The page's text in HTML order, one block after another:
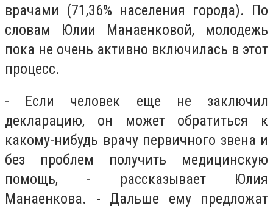
врачами (71,36% населения города). По
словам Юлии Манаенковой, молодежь
пока не очень активно включилась в этот
процесс.
- Если человек еще не заключил
декларацию, он может обратиться к
какому-нибудь врачу первичного звена и
без проблем получить медицинскую
помощь, - рассказывает Юлия
Манаенкова. - Дальше ему предложат